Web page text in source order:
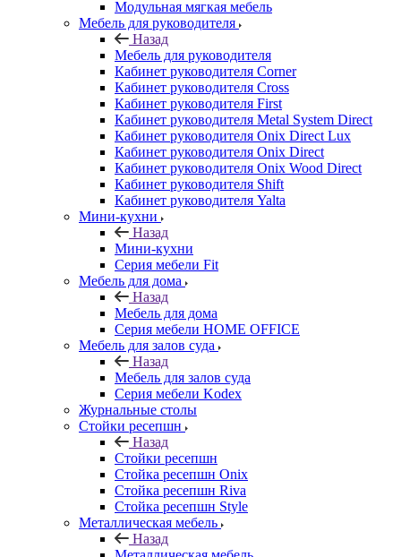
Модульная мягкая мебель
Мебель для руководителя
Назад
Мебель для руководителя
Кабинет руководителя Corner
Кабинет руководителя Cross
Кабинет руководителя First
Кабинет руководителя Metal System Direct
Кабинет руководителя Onix Direct Lux
Кабинет руководителя Onix Direct
Кабинет руководителя Onix Wood Direct
Кабинет руководителя Shift
Кабинет руководителя Yalta
Мини-кухни
Назад
Мини-кухни
Серия мебели Fit
Мебель для дома
Назад
Мебель для дома
Серия мебели HOME OFFICE
Мебель для залов суда
Назад
Мебель для залов суда
Серия мебели Kodex
Журнальные столы
Стойки ресепшн
Назад
Стойки ресепшн
Стойка ресепшн Onix
Стойка ресепшн Riva
Стойка ресепшн Style
Металлическая мебель
Назад